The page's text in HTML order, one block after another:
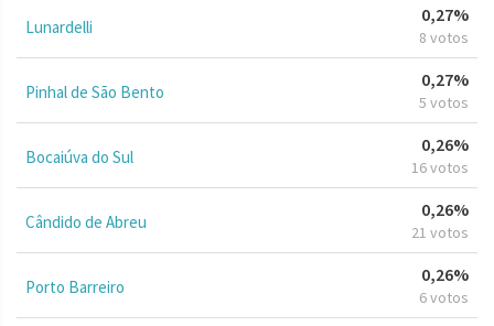
Lunardelli
0,27%
8 votos
Pinhal de São Bento
0,27%
5 votos
Bocaiúva do Sul
0,26%
16 votos
Cândido de Abreu
0,26%
21 votos
Porto Barreiro
0,26%
6 votos